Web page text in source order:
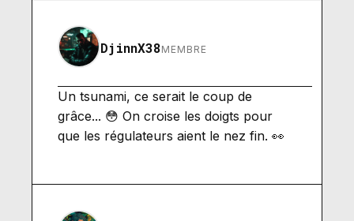
DjinnX38MEMBRE
Un tsunami, ce serait le coup de
grâce... 😳 On croise les doigts pour
que les régulateurs aient le nez fin. 👀